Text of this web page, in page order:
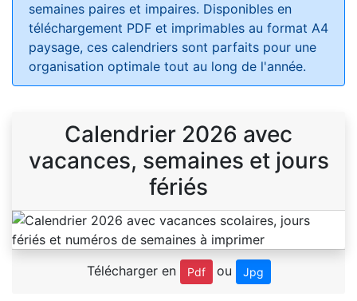
semaines paires et impaires. Disponibles en
téléchargement PDF et imprimables au format A4
paysage, ces calendriers sont parfaits pour une
organisation optimale tout au long de l'année.
Calendrier 2026 avec
vacances, semaines et jours
fériés
Télécharger en Pdf ou Jpg